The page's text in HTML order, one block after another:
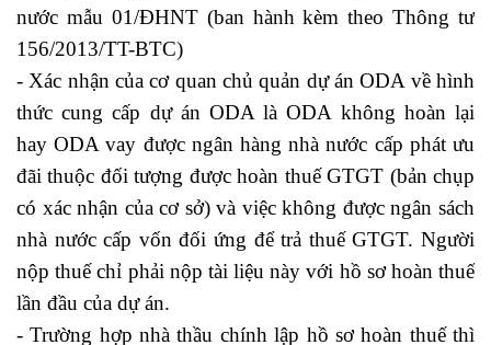
nước mẫu 01/ĐHNT (ban hành kèm theo Thông tư
156/2013/TT-BTC)
- Xác nhận của cơ quan chủ quản dự án ODA về hình
thức cung cấp dự án ODA là ODA không hoàn lại
hay ODA vay được ngân hàng nhà nước cấp phát ưu
đãi thuộc đối tượng được hoàn thuế GTGT (bản chụp
có xác nhận của cơ sở) và việc không được ngân sách
nhà nước cấp vốn đối ứng để trả thuế GTGT. Người
nộp thuế chỉ phải nộp tài liệu này với hồ sơ hoàn thuế
lần đầu của dự án.
- Trường hợp nhà thầu chính lập hồ sơ hoàn thuế thì